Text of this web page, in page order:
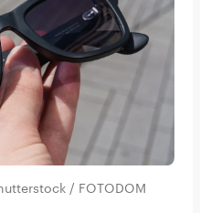
/ FOTODOM